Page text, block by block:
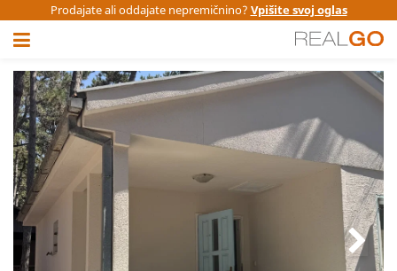
Prodajate ali oddajate nepremičnino? Vpišite svoj oglas